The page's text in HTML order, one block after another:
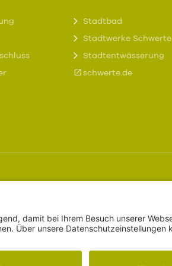
Stadtbad
Stadtwerke Schwerte
Stadtentwässerung
schwerte.de
Infos